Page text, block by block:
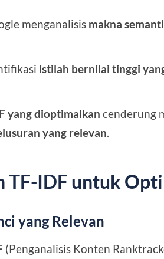
menganalisis makna
istilah bernilai tinggi
yang dioptimalkan cenderung
yang relevan.
TF-IDF untuk
yang Relevan
(Penganalisis Konten